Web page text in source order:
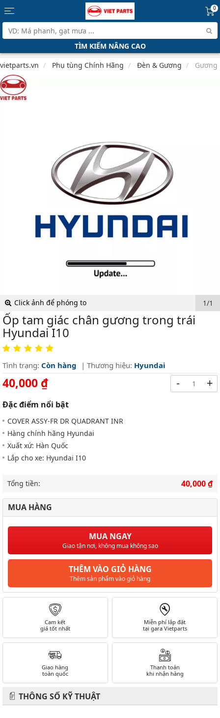
0
TÌM KIẾM NÂNG CAO
vietparts.vn Phụ tùng Chính Hãng Đèn & Gương Gương
Click ảnh để phóng to 1/1
Ốp tam giác chân gương trong trái
Hyundai I10
Tình trạng: Còn hàng | Thương hiệu: Hyundai
40,000 ₫
Đặc điểm nổi bật
COVER ASSY-FR DR QUADRANT INR
Hàng chính hãng Hyundai
Xuất xứ: Hàn Quốc
Lắp cho xe: Hyundai I10
- +
Tổng tiền: 40,000 ₫
MUA HÀNG
MUA NGAY
Giao tận nơi, không mua không sao
THÊM VÀO GIỎ HÀNG
Thêm sản phẩm vào giỏ hàng
Cam kết
giá tốt nhất
Miễn phí lắp đặt
tại gara Vietparts
Giao hàng
toàn quốc
Thanh toán
khi nhận hàng
THÔNG SỐ KỸ THUẬT